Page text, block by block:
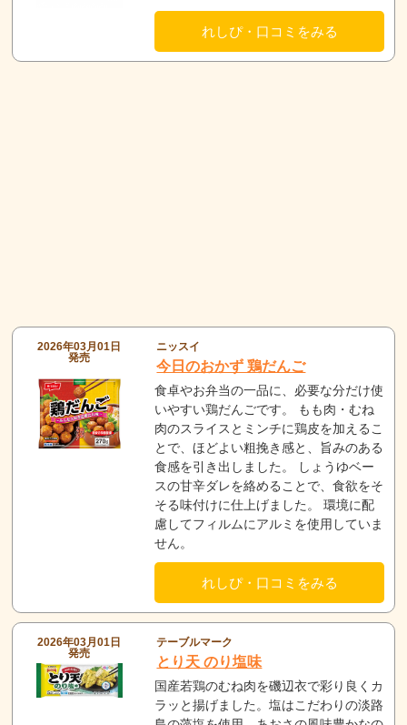
れしぴ・口コミをみる
2026年03月01日
発売
ニッスイ
今日のおかず 鶏だんご
食卓やお弁当の一品に、必要な分だけ使
いやすい鶏だんごです。 もも肉・むね
肉のスライスとミンチに鶏皮を加えるこ
とで、ほどよい粗挽き感と、旨みのある
食感を引き出しました。 しょうゆベー
スの甘辛ダレを絡めることで、食欲をそ
そる味付けに仕上げました。 環境に配
慮してフィルムにアルミを使用していま
せん。
れしぴ・口コミをみる
2026年03月01日
発売
テーブルマーク
とり天 のり塩味
国産若鶏のむね肉を磯辺衣で彩り良くカ
ラッと揚げました。塩はこだわりの淡路